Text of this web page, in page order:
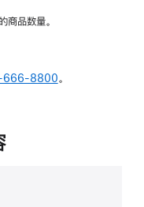
商品数量。
666-8800。